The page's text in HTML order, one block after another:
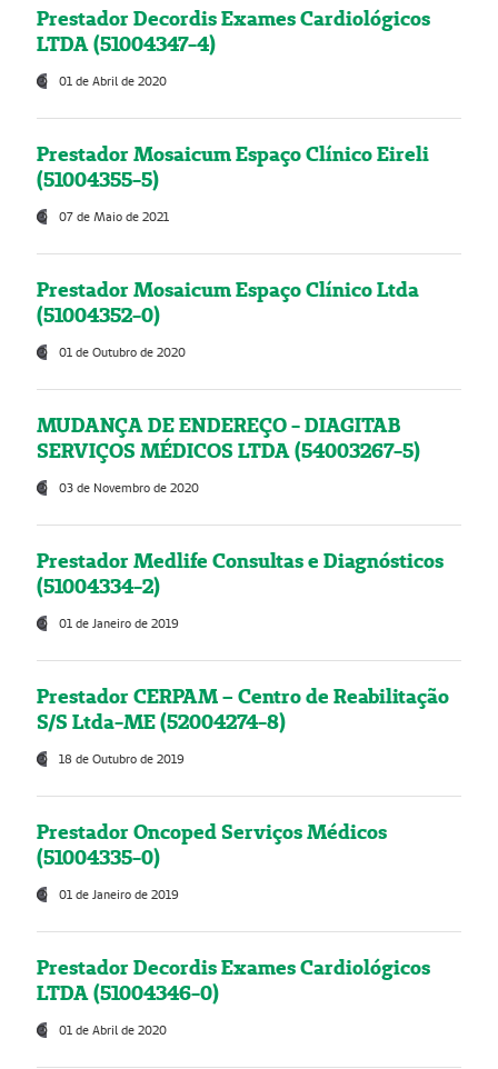
Prestador Decordis Exames Cardiológicos
LTDA (51004347-4)
01 de Abril de 2020
Prestador Mosaicum Espaço Clínico Eireli
(51004355-5)
07 de Maio de 2021
Prestador Mosaicum Espaço Clínico Ltda
(51004352-0)
01 de Outubro de 2020
MUDANÇA DE ENDEREÇO - DIAGITAB
SERVIÇOS MÉDICOS LTDA (54003267-5)
03 de Novembro de 2020
Prestador Medlife Consultas e Diagnósticos
(51004334-2)
01 de Janeiro de 2019
Prestador CERPAM – Centro de Reabilitação
S/S Ltda-ME (52004274-8)
18 de Outubro de 2019
Prestador Oncoped Serviços Médicos
(51004335-0)
01 de Janeiro de 2019
Prestador Decordis Exames Cardiológicos
LTDA (51004346-0)
01 de Abril de 2020